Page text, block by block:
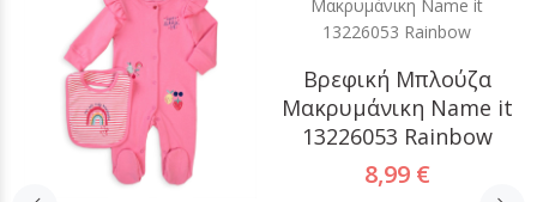
Βρεφική Μπλούζα
Μακρυμάνικη Name it
13226053 Rainbow
8,99 €